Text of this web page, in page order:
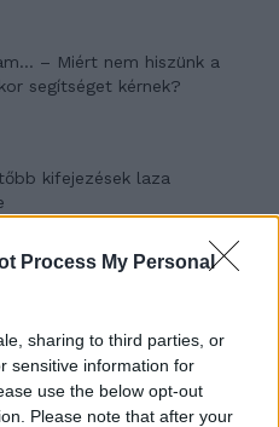
Process My Personal
sharing to third parties, or
sensitive information for
use the below opt-out
Please note that after your
– Miért nem hiszünk a
segítséget kérnek?
kifejezések laza
megosztó zsenialitása